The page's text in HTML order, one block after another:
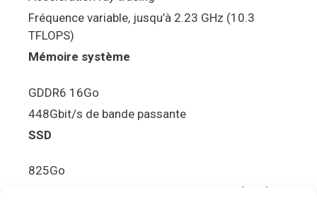
Fréquence variable, jusqu’à 2.23 GHz (10.3
TFLOPS)
Mémoire système
GDDR6 16Go
448Gbit/s de bande passante
SSD
825Go
5.5Gbit/s de bande passante en lecture (Brut)